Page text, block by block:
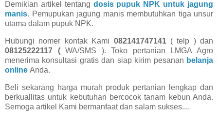
Demikian artikel tentang dosis pupuk NPK untuk jagung
manis. Pemupukan jagung manis membutuhkan tiga unsur
utama dalam pupuk NPK.
Hubungi nomer kontak Kami 082141747141( telp ) dan
08125222117 (WA/SMS ). Toko pertanian LMGA Agro
menerima konsultasi gratis dan siap kirim pesanan belanja
online Anda.
Beli sekarang harga murah produk pertanian lengkap dan
berkuallitas untuk kebutuhan bercocok tanam kebun Anda.
Semoga artikel Kami bermanfaat dan salam sukses....